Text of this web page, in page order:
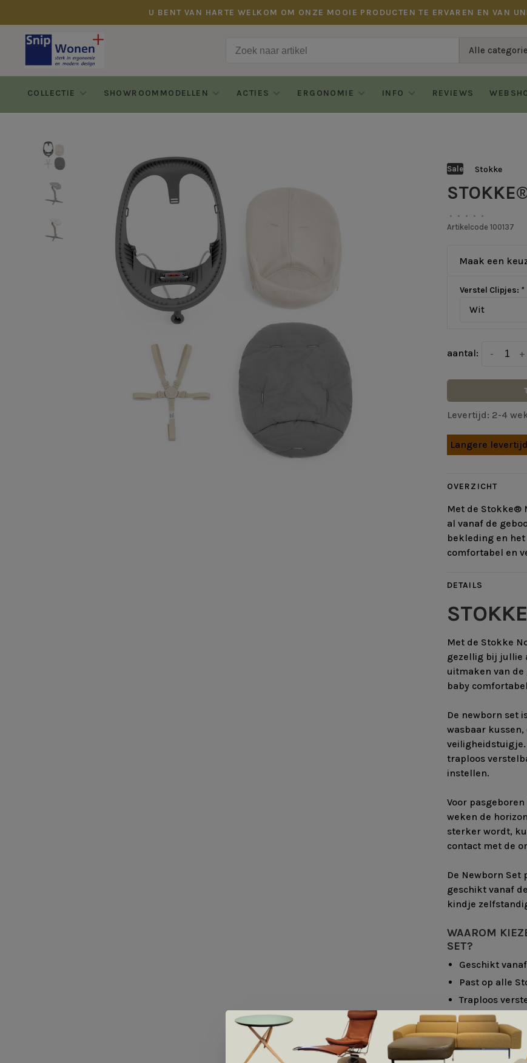
U BENT VAN HARTE WELKOM OM ONZE MOOIE PRODUCTEN TE ERVAREN EN VAN
Alle
COLLECTIE SHOWROOMMODELLEN ACTIES ERGONOMIE INFO REVIEWS
Sale Stokke
• • • •
•
Artikelcode 100137
Maak een
Verstel Clipjes: *
Wit
aantal: +
-
Levertijd: 2-4
Langere levertijd
OVERZICHT
Met de Stokke®
al vanaf de
bekleding en
comfortabel en
DETAILS
Met de Stokke
gezellig bij jullie
uitmaken van
baby
De newborn set
wasbaar
traploos
instellen.
Voor
weken de
sterker wordt,
contact met de
De Newborn
geschikt vanaf
kindje
WAAROM
SET?
Geschikt
Past op alle
Traploos
Inclusief 5-
Omkeerbare
Houdt je baby